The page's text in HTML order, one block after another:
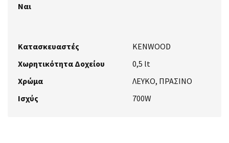
Ναι
Κατασκευαστές
KENWOOD
Χωρητικότητα Δοχείου
0,5 lt
Χρώμα
ΛΕΥΚΟ, ΠΡΑΣΙΝΟ
Ισχύς
700W